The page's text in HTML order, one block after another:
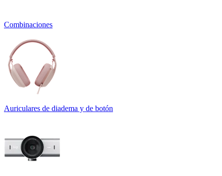
Combinaciones
Auriculares de diadema y de botón